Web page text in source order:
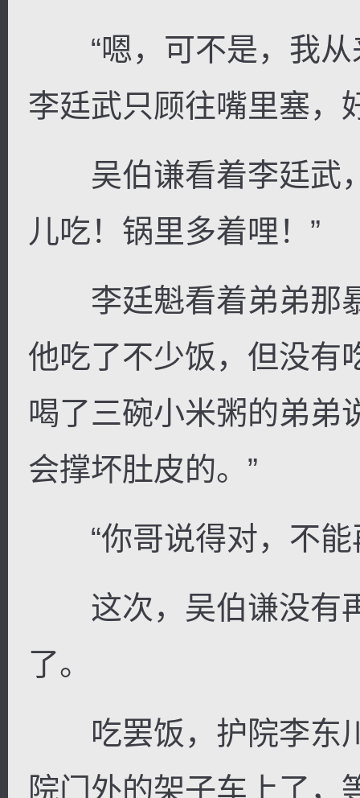
“嗯，可不是，我从
李廷武只顾往嘴里塞，
吴伯谦看着李廷武，
儿吃！锅里多着哩！”
李廷魁看着弟弟那
他吃了不少饭，但没有
喝了三碗小米粥的弟弟
会撑坏肚皮的。”
“你哥说得对，不能
这次，吴伯谦没有
了。
吃罢饭，护院李东
院门外的架子车上了，